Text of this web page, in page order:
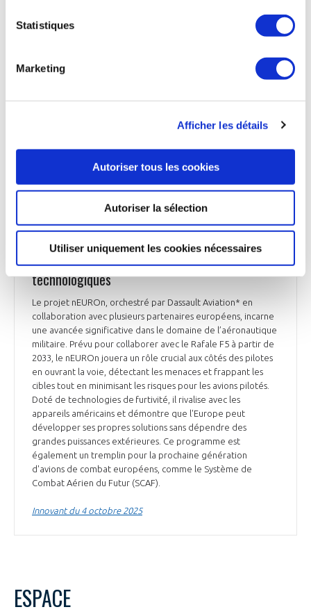
Statistiques
Marketing
Afficher les détails
Autoriser tous les cookies
Autoriser la sélection
Utiliser uniquement les cookies nécessaires
activité en rachetant Zodiac en 2018, plusieurs types de
parachutes militaires sont conçus. La 1ère catégorie sont les
déposent les parachutistes sur une zone donnée et ceux
sont ceux qui servent au largage et au freinage des avions
près de Tours qui compte un peu plus de 250 employés, dont
BFM Business du 5 octobre 2025
DÉFENSE
Le nEUROn se distingue par ses avancées
technologiques
Le projet nEUROn, orchestré par Dassault Aviation* en
collaboration avec plusieurs partenaires européens, incarne
une avancée significative dans le domaine de l’aéronautique
militaire. Prévu pour collaborer avec le Rafale F5 à partir de
2033, le nEUROn jouera un rôle crucial aux côtés des pilotes
en ouvrant la voie, détectant les menaces et frappant les
cibles tout en minimisant les risques pour les avions pilotés.
Doté de technologies de furtivité, il rivalise avec les
appareils américains et démontre que l'Europe peut
développer ses propres solutions sans dépendre des
grandes puissances extérieures. Ce programme est
également un tremplin pour la prochaine génération
d'avions de combat européens, comme le Système de
Combat Aérien du Futur (SCAF).
Innovant du 4 octobre 2025
ESPACE